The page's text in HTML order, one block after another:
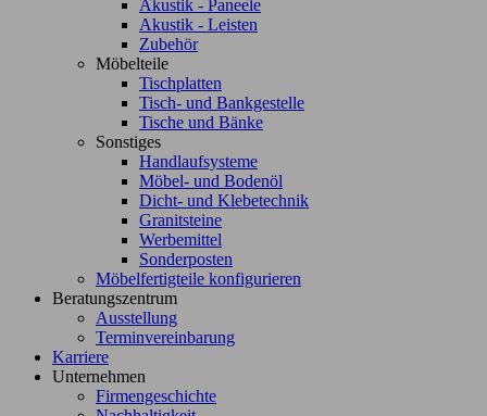
Akustik - Paneele
Akustik - Leisten
Zubehör
Möbelteile
Tischplatten
Tisch- und Bankgestelle
Tische und Bänke
Sonstiges
Handlaufsysteme
Möbel- und Bodenöl
Dicht- und Klebetechnik
Granitsteine
Werbemittel
Sonderposten
Möbelfertigteile konfigurieren
Beratungszentrum
Ausstellung
Terminvereinbarung
Karriere
Unternehmen
Firmengeschichte